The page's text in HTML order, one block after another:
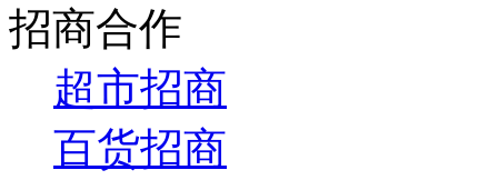
招商合作
超市招商
百货招商